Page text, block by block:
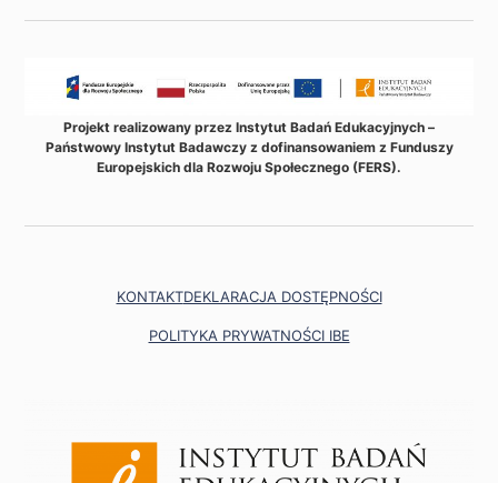
Projekt realizowany przez Instytut Badań Edukacyjnych –
Państwowy Instytut Badawczy z dofinansowaniem z Funduszy
Europejskich dla Rozwoju Społecznego (FERS).
KONTAKTDEKLARACJA DOSTĘPNOŚCI
POLITYKA PRYWATNOŚCI IBE